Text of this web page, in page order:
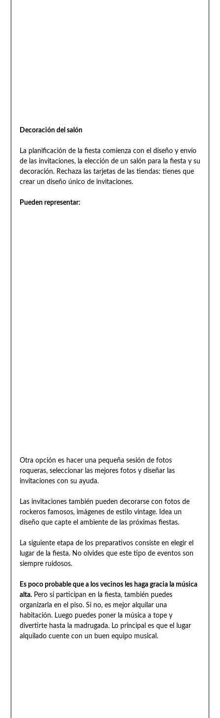
Decoración del salón
La planificación de la fiesta comienza con el diseño y envío
de las invitaciones, la elección de un salón para la fiesta y su
decoración. Rechaza las tarjetas de las tiendas: tienes que
crear un diseño único de invitaciones.
Pueden representar:
Otra opción es hacer una pequeña sesión de fotos
roqueras, seleccionar las mejores fotos y diseñar las
invitaciones con su ayuda.
Las invitaciones también pueden decorarse con fotos de
rockeros famosos, imágenes de estilo vintage. Idea un
diseño que capte el ambiente de las próximas fiestas.
La siguiente etapa de los preparativos consiste en elegir el
lugar de la fiesta. No olvides que este tipo de eventos son
siempre ruidosos.
Es poco probable que a los vecinos les haga gracia la música
alta.Pero si participan en la fiesta, también puedes
organizarla en el piso. Si no, es mejor alquilar una
habitación. Luego puedes poner la música a tope y
divertirte hasta la madrugada. Lo principal es que el lugar
alquilado cuente con un buen equipo musical.